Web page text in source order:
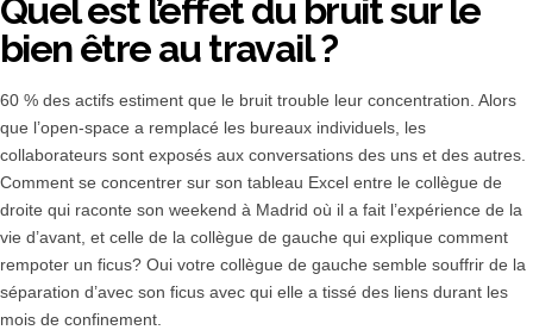
Quel est l’effet du bruit sur le
bien être au travail ?
60 % des actifs estiment que le bruit trouble leur concentration. Alors
que l’open-space a remplacé les bureaux individuels, les
collaborateurs sont exposés aux conversations des uns et des autres.
Comment se concentrer sur son tableau Excel entre le collègue de
droite qui raconte son weekend à Madrid où il a fait l’expérience de la
vie d’avant, et celle de la collègue de gauche qui explique comment
rempoter un ficus? Oui votre collègue de gauche semble souffrir de la
séparation d’avec son ficus avec qui elle a tissé des liens durant les
mois de confinement.